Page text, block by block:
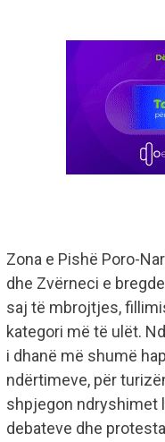
Zona e Pishë Poro-
dhe Zvërneci e
saj të mbrojtjes,
kategori më të ulët.
i dhanë më shumë
ndërtimeve, për
shpjegon ndryshimet
debateve dhe